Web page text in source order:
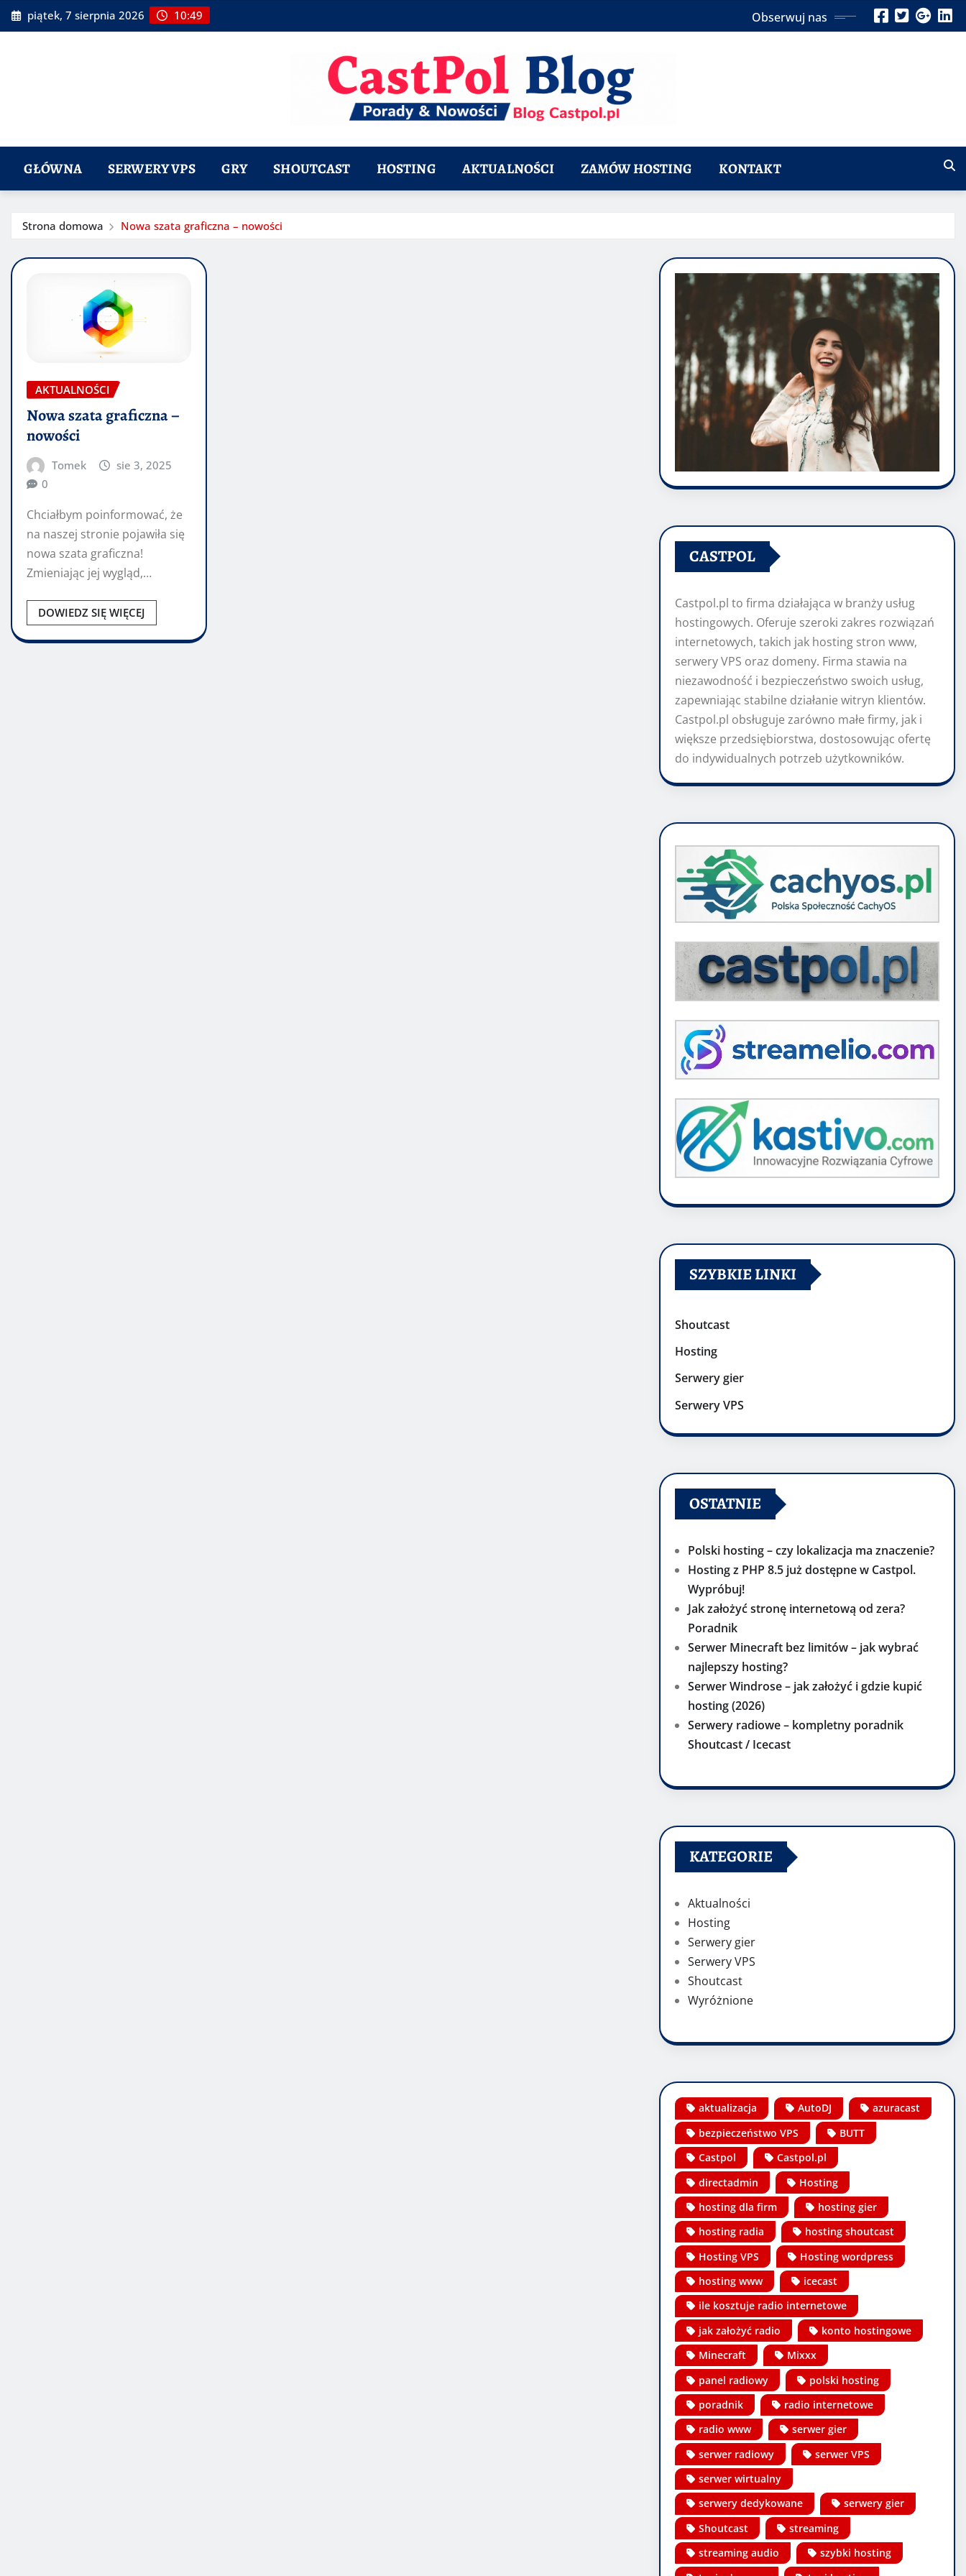
Przeskocz
do
piątek, 7 sierpnia 2026 10:49 Obserwuj nas
GŁÓWNA SERWERY VPS GRY SHOUTCAST HOSTING AKTUALNOŚCI ZAMÓW HOSTING KONTAKT
Strona domowa Nowa szata graficzna – nowości
AKTUALNOŚCI
Nowa szata graficzna –
nowości
Tomek
sie 3, 2025
0
Chciałbym poinformować, że
na naszej stronie pojawiła się
nowa szata graficzna!
Zmieniając jej wygląd,
ona bardziej…
DOWIEDZ SIĘ WIĘCEJ
CASTPOL
Castpol.pl to firma działająca w branży usług
hostingowych. Oferuje szeroki zakres rozwiązań
internetowych, takich jak hosting stron www,
serwery VPS oraz domeny. Firma stawia na
niezawodność i bezpieczeństwo swoich usług,
zapewniając stabilne działanie witryn klientów.
Castpol.pl obsługuje zarówno małe firmy, jak i
większe przedsiębiorstwa, dostosowując ofertę
do indywidualnych potrzeb użytkowników.
SZYBKIE LINKI
Shoutcast
Hosting
Serwery gier
Serwery VPS
OSTATNIE
Polski hosting – czy lokalizacja ma znaczenie?
Hosting z PHP 8.5 już dostępne w Castpol.
Wypróbuj!
Jak założyć stronę internetową od zera?
Poradnik
Serwer Minecraft bez limitów – jak wybrać
najlepszy hosting?
Serwer Windrose – jak założyć i gdzie kupić
hosting (2026)
Serwery radiowe – kompletny poradnik
Shoutcast / Icecast
KATEGORIE
Aktualności
Hosting
Serwery gier
Serwery VPS
Shoutcast
Wyróżnione
aktualizacja AutoDJ
azuracast
bezpieczeństwo VPS
BUTT
Castpol
Castpol.pl
directadmin
Hosting
hosting dla firm
hosting gier
hosting radia
hosting shoutcast
Hosting VPS
Hosting wordpress
hosting www
icecast
ile kosztuje radio internetowe
jak założyć radio
konto hostingowe
Minecraft
Mixxx
panel radiowy
polski hosting
poradnik
radio internetowe
radio www
serwer gier
serwer radiowy
serwer VPS
serwer wirtualny
serwery dedykowane
serwery gier
Shoutcast
streaming
streaming audio
szybki hosting